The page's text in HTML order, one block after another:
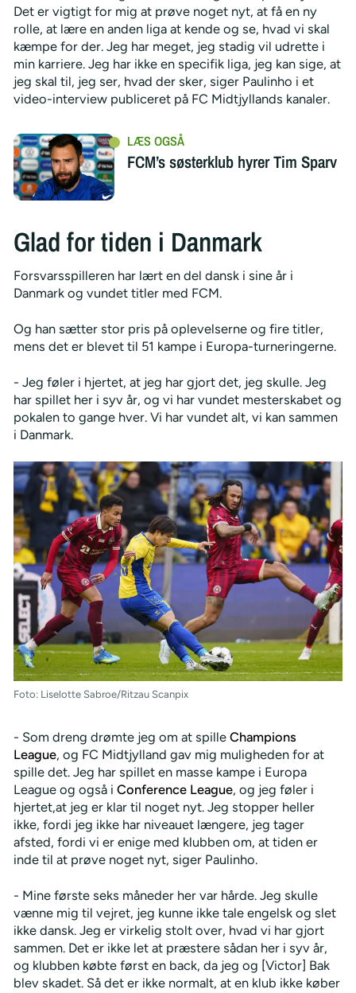
Det er vigtigt for mig at prøve noget nyt, at få en ny
rolle, at lære en anden liga at kende og se, hvad vi skal
kæmpe for der. Jeg har meget, jeg stadig vil udrette i
min karriere. Jeg har ikke en specifik liga, jeg kan sige, at
jeg skal til, jeg ser, hvad der sker, siger Paulinho i et
video-interview publiceret på FC Midtjyllands kanaler.
FCM’s søsterklub hyrer Tim Sparv
Glad for tiden i Danmark
Forsvarsspilleren har lært en del dansk i sine år i
Danmark og vundet titler med FCM.
Og han sætter stor pris på oplevelserne og fire titler,
mens det er blevet til 51 kampe i Europa-turneringerne.
- Jeg føler i hjertet, at jeg har gjort det, jeg skulle. Jeg
har spillet her i syv år, og vi har vundet mesterskabet og
pokalen to gange hver. Vi har vundet alt, vi kan sammen
i Danmark.
Foto: Liselotte Sabroe/Ritzau Scanpix
- Som dreng drømte jeg om at spille Champions
League, og FC Midtjylland gav mig muligheden for at
spille det. Jeg har spillet en masse kampe i Europa
League og også i Conference League, og jeg føler i
hjertet,at jeg er klar til noget nyt. Jeg stopper heller
ikke, fordi jeg ikke har niveauet længere, jeg tager
afsted, fordi vi er enige med klubben om, at tiden er
inde til at prøve noget nyt, siger Paulinho.
- Mine første seks måneder her var hårde. Jeg skulle
vænne mig til vejret, jeg kunne ikke tale engelsk og slet
ikke dansk. Jeg er virkelig stolt over, hvad vi har gjort
sammen. Det er ikke let at præstere sådan her i syv år,
og klubben købte først en back, da jeg og [Victor] Bak
blev skadet. Så det er ikke normalt, at en klub ikke køber